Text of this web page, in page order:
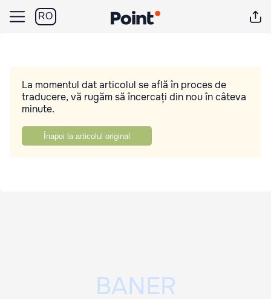
RO
La momentul dat articolul se află în proces de
traducere, vă rugăm să încercați din nou în câteva
minute.
Înapoi la articolul original